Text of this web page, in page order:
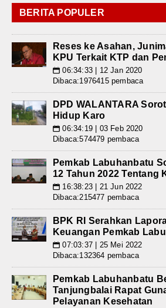
BERITA POPULER
Reses ke Asahan,
KPU Terkait KTP dan
📅 06:34:33 | 12 Jan 2020
Dibaca:1976415 pembaca
DPD WALANTARA
Hidup Karo
📅 06:34:19 | 03 Feb 2020
Dibaca:574479 pembaca
Pemkab Labuhanbatu
12 Tahun 2022 Tentang
📅 16:38:23 | 21 Jun 2022
Dibaca:215477 pembaca
BPK RI Serahkan
Keuangan Pemkab
📅 07:03:37 | 25 Mei 2022
Dibaca:132364 pembaca
Pemkab Labuhanbatu
Tanjungbalai Rapat
Pelayanan Kesehatan